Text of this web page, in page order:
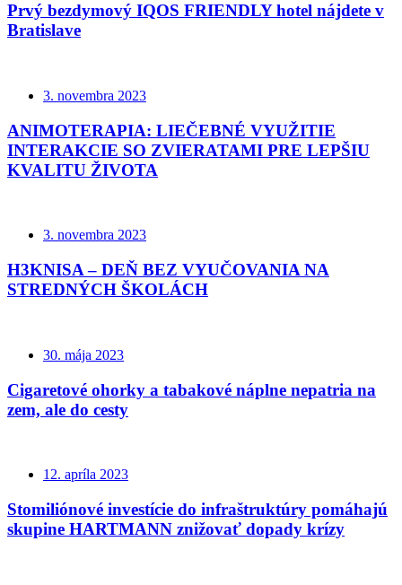
Prvý bezdymový IQOS FRIENDLY hotel nájdete v
Bratislave
3. novembra 2023
ANIMOTERAPIA: LIEČEBNÉ VYUŽITIE
INTERAKCIE SO ZVIERATAMI PRE LEPŠIU
KVALITU ŽIVOTA
3. novembra 2023
H3KNISA – DEŇ BEZ VYUČOVANIA NA
STREDNÝCH ŠKOLÁCH
30. mája 2023
Cigaretové ohorky a tabakové náplne nepatria na
zem, ale do cesty
12. apríla 2023
Stomiliónové investície do infraštruktúry pomáhajú
skupine HARTMANN znižovať dopady krízy